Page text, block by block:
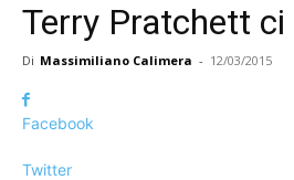
Terry Pratchett
Di Massimiliano Calimera - 12/03/2015
Facebook
Twitter